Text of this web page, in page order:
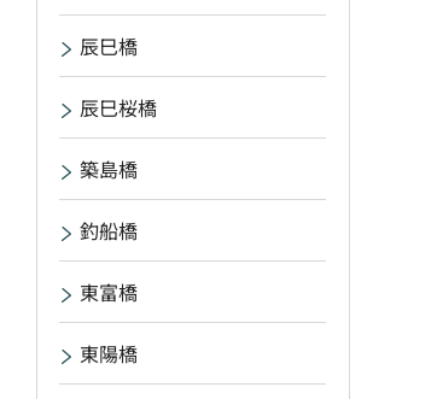
辰巳橋
辰巳桜橋
築島橋
釣船橋
東富橋
東陽橋